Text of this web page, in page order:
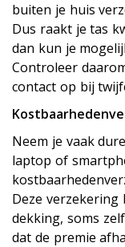
buiten je huis
Dus raakt je tas
dan kun je
Controleer
contact op bij
Neem je vaak
laptop of
Deze verzekering
dekking, soms
dat de premie